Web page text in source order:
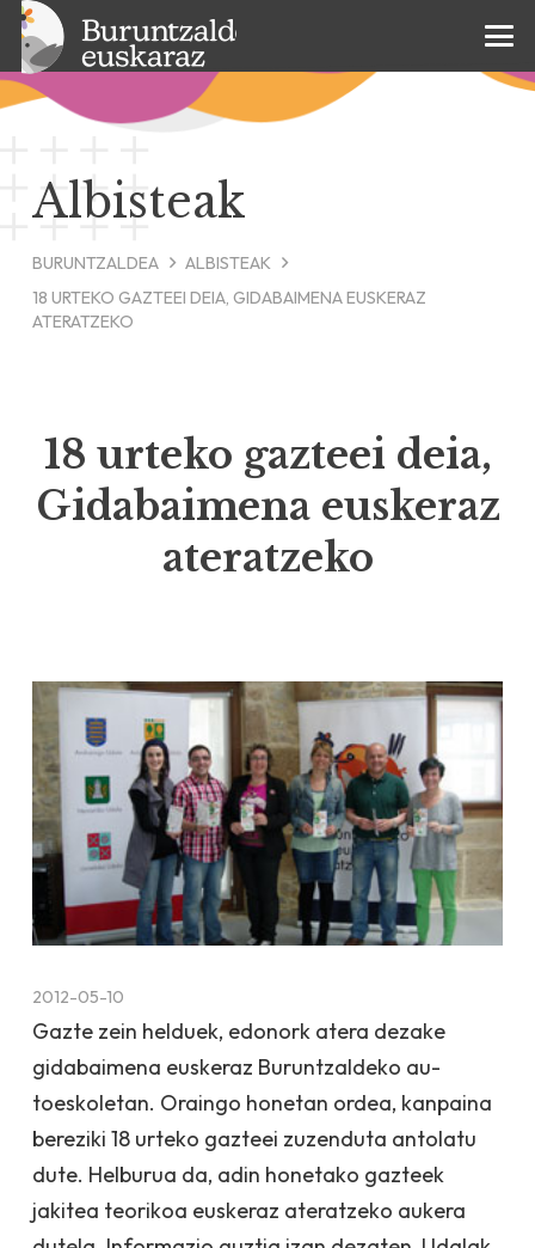
Albisteak
BURUNTZALDEA
ALBISTEAK
18 URTEKO GAZTEEI DEIA, GIDABAIMENA EUSKERAZ
ATERATZEKO
18 urteko gazteei deia,
Gidabaimena euskeraz
ateratzeko
2012-05-10
Gazte zein helduek, edonork atera dezake
gidabaimena euskeraz Buruntzal­deko au­
toeskoletan. Oraingo honetan or­dea, kanpaina
bereziki 18 urteko gazteei zuzenduta antolatu
dute. Helburua da, adin honetako gazteek
jakitea teorikoa euskeraz atera­tzeko aukera